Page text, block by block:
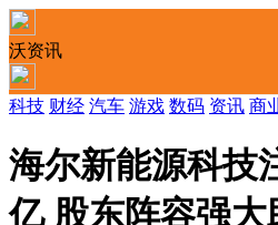
沃资讯
科技 财经 汽车 游戏 数码 资讯 商
海尔新能源科技
亿 股东阵容强大